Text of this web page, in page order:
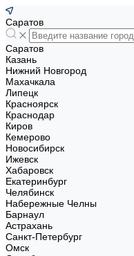
Саратов
Саратов
Казань
Нижний Новгород
Махачкала
Липецк
Красноярск
Краснодар
Киров
Кемерово
Новосибирск
Ижевск
Хабаровск
Екатеринбург
Челябинск
Набережные Челны
Барнаул
Астрахань
Санкт-Петербург
Омск